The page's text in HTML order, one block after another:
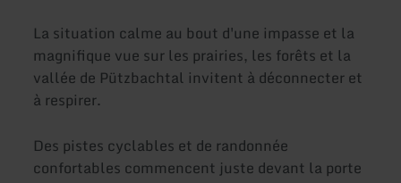
La situation calme au bout d'une impasse et la
magnifique vue sur les prairies, les forêts et la
vallée de Pützbachtal invitent à déconnecter et
à respirer.
Des pistes cyclables et de randonnée
confortables commencent juste devant la porte